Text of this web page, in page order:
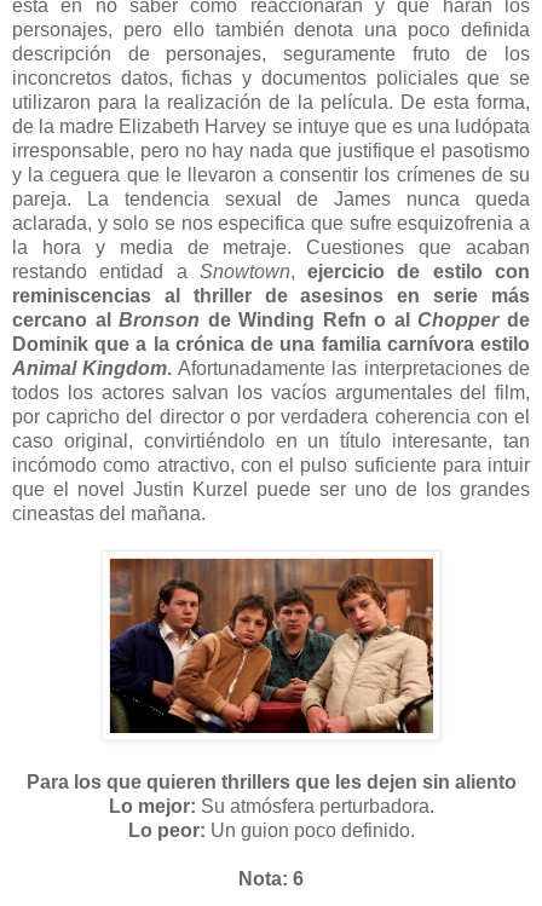
está en no saber cómo reaccionarán y qué harán los
personajes, pero ello también denota una poco definida
descripción de personajes, seguramente fruto de los
inconcretos datos, fichas y documentos policiales que se
utilizaron para la realización de la película. De esta forma,
de la madre Elizabeth Harvey se intuye que es una ludópata
irresponsable, pero no hay nada que justifique el pasotismo
y la ceguera que le llevaron a consentir los crímenes de su
pareja. La tendencia sexual de James nunca queda
aclarada, y solo se nos especifica que sufre esquizofrenia a
la hora y media de metraje. Cuestiones que acaban
restando entidad a Snowtown,ejercicio de estilo con
reminiscencias al thriller de asesinos en serie más
cercano alBronson de Winding Refn o alChopperde
Dominik que a la crónica de una familia carnívora estilo
Animal Kingdom. Afortunadamente las interpretaciones de
todos los actores salvan los vacíos argumentales del film,
por capricho del director o por verdadera coherencia con el
caso original, convirtiéndolo en un título interesante, tan
incómodo como atractivo, con el pulso suficiente para intuir
que el novel Justin Kurzel puede ser uno de los grandes
cineastas del mañana.
Para los que quieren thrillers que les dejen sin aliento
Lo mejor: Su atmósfera perturbadora.
Lo peor: Un guion poco definido.
Nota: 6